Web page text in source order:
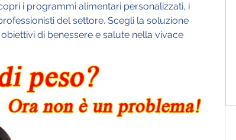
i programmi alimentari personalizzati, i
del settore. Scegli la soluzione
di benessere e salute nella vivace